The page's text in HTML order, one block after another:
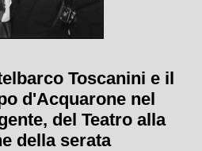
Toscanini e il
d'Acquarone nel
del Teatro alla
della serata